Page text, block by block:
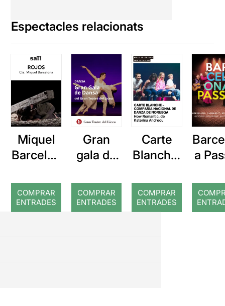
Espectacles relacionats
Miquel
Barcelon
COMPRAR
ENTRADES
Gran
gala de
COMPRAR
ENTRADES
Carte
Blanche:
Romanti
c
COMPRAR
ENTRADES
a